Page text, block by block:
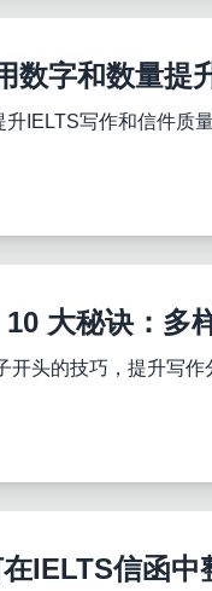
数字和数量提
IELTS写作和信件质
大秘诀：多
开头的技巧，提升写
IELTS信函中